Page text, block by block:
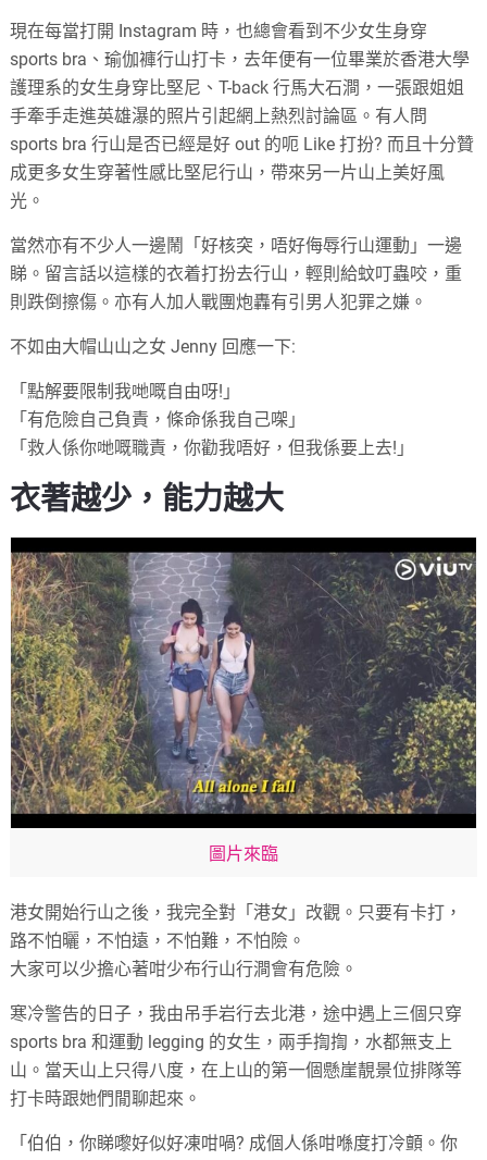
現在每當打開 Instagram 時，也總會看到不少女生身穿
sports bra、瑜伽褲行山打卡，去年便有一位畢業於香港大學
護理系的女生身穿比堅尼、T-back 行馬大石澗，一張跟姐姐
手牽手走進英雄瀑的照片引起網上熱烈討論區。有人問
sports bra 行山是否已經是好 out 的呃 Like 打扮? 而且十分贊
成更多女生穿著性感比堅尼行山，帶來另一片山上美好風
光。
當然亦有不少人一邊鬧「好核突，唔好侮辱行山運動」一邊
睇。留言話以這樣的衣着打扮去行山，輕則給蚊叮蟲咬，重
則跌倒擦傷。亦有人加人戰團炮轟有引男人犯罪之嫌。
不如由大帽山山之女 Jenny 回應一下:
「點解要限制我哋嘅自由呀!」
「有危險自己負責，條命係我自己㗎」
「救人係你哋嘅職責，你勸我唔好，但我係要上去!」
衣著越少，能力越大
圖片來臨
港女開始行山之後，我完全對「港女」改觀。只要有卡打，
路不怕曬，不怕遠，不怕難，不怕險。
大家可以少擔心著咁少布行山行澗會有危險。
寒冷警告的日子，我由吊手岩行去北港，途中遇上三個只穿
sports bra 和運動 legging 的女生，兩手揈揈，水都無支上
山。當天山上只得八度，在上山的第一個懸崖靚景位排隊等
打卡時跟她們閒聊起來。
「伯伯，你睇嚟好似好凍咁喎? 成個人係咁喺度打冷顫。你